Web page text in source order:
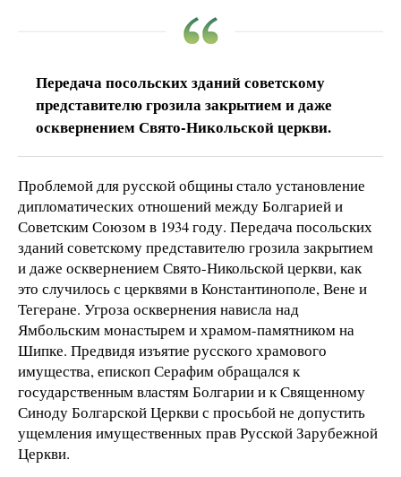
Передача посольских зданий советскому
представителю грозила закрытием и даже
осквернением Свято-Никольской церкви.
Проблемой для русской общины стало установление
дипломатических отношений между Болгарией и
Советским Союзом в 1934 году. Передача посольских
зданий советскому представителю грозила закрытием
и даже осквернением Свято-Никольской церкви, как
это случилось с церквями в Константинополе, Вене и
Тегеране. Угроза осквернения нависла над
Ямбольским монастырем и храмом-памятником на
Шипке. Предвидя изъятие русского храмового
имущества, епископ Серафим обращался к
государственным властям Болгарии и к Священному
Синоду Болгарской Церкви с просьбой не допустить
ущемления имущественных прав Русской Зарубежной
Церкви.